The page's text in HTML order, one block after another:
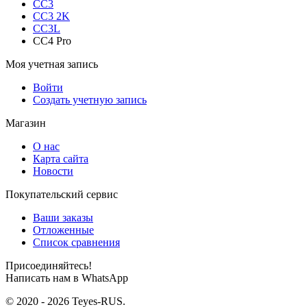
CC3
CC3 2K
CC3L
CC4 Pro
Моя учетная запись
Войти
Создать учетную запись
Магазин
О нас
Карта сайта
Новости
Покупательский сервис
Ваши заказы
Отложенные
Список сравнения
Присоединяйтесь!
Написать нам в WhatsApp
© 2020 - 2026 Teyes-RUS.